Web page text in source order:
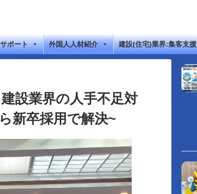
ポート 外国人人材紹介 建設(住宅)業界:集客支援
設業界の人手不足対
新卒採用で解決~